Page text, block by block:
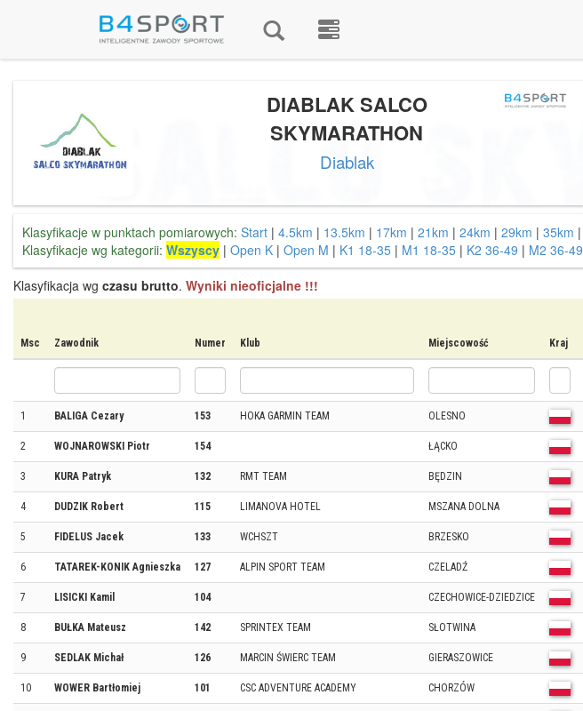
DIABLAK SALCO
SKYMARATHON
Diablak
Klasyfikacje w punktach pomiarowych: Start | 4.5km | 13.5km | 17km | 21km | 24km | 29km | 35km |
Klasyfikacje wg kategorii: Wszyscy | Open K | Open M | K1 18-35 | M1 18-35 | K2 36-49 | M2 36-49
Klasyfikacja wg czasu brutto. Wyniki nieoficjalne !!!
Msc Zawodnik Numer Klub Miejscowość Kraj
1 BALIGA Cezary 153 HOKA GARMIN TEAM OLESNO
2 WOJNAROWSKI Piotr 154 ŁĄCKO
3 KURA Patryk 132 RMT TEAM BĘDZIN
4 DUDZIK Robert 115 LIMANOVA HOTEL MSZANA DOLNA
5 FIDELUS Jacek 133 WCHSZT BRZESKO
6 TATAREK-KONIK Agnieszka 127 ALPIN SPORT TEAM CZELADŹ
7 LISICKI Kamil 104 CZECHOWICE-DZIEDZICE
8 BUŁKA Mateusz 142 SPRINTEX TEAM SŁOTWINA
9 SEDLAK Michał 126 MARCIN ŚWIERC TEAM GIERASZOWICE
10 WOWER Bartłomiej 101 CSC ADVENTURE ACADEMY CHORZÓW